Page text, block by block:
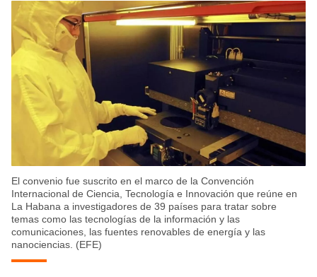
El convenio fue suscrito en el marco de la Convención
Internacional de Ciencia, Tecnología e Innovación que reúne en
La Habana a investigadores de 39 países para tratar sobre
temas como las tecnologías de la información y las
comunicaciones, las fuentes renovables de energía y las
nanociencias. (EFE)